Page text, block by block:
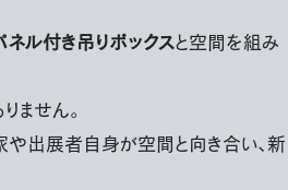
ル付き吊りボックスと空間を組み
ません。
や出展者自身が空間と向き合い、新